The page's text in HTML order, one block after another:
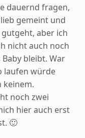
dauernd fragen,
gemeint und
aber ich
nicht auch noch
bleibt. War
laufen würde
keinem.
noch zwei
hier auch erst
🙂